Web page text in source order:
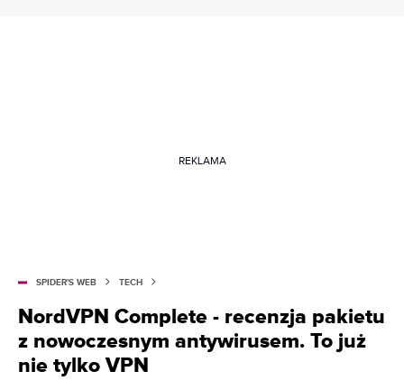
REKLAMA
SPIDER'S WEB TECH
NordVPN Complete - recenzja pakietu
z nowoczesnym antywirusem. To już
nie tylko VPN